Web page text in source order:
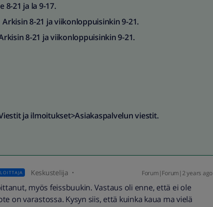
8-21 ja la 9-17.
Arkisin 8-21 ja viikonloppuisinkin 9-21.
8-21 ja viikonloppuisinkin 9-21.
ja ilmoitukset>Asiakaspalvelun viestit.
Keskustelija Forum|Forum|2 years ago
myös feissbuukin. Vastaus oli enne, että ei ole
on varastossa. Kysyn siis, että kuinka kaua ma vielä